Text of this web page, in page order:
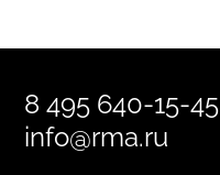
8 495 640-15-45
info@rma.ru